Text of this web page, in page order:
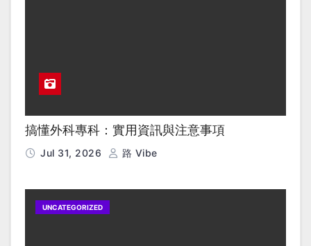
搞懂外科專科：實用資訊與注意事項
Jul 31, 2026 路 Vibe
UNCATEGORIZED